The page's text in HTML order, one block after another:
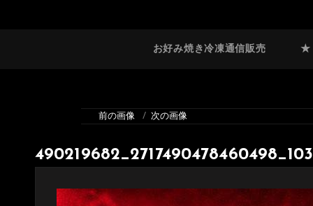
お好み焼き冷凍通信販売 ★
前の画像 次の画像